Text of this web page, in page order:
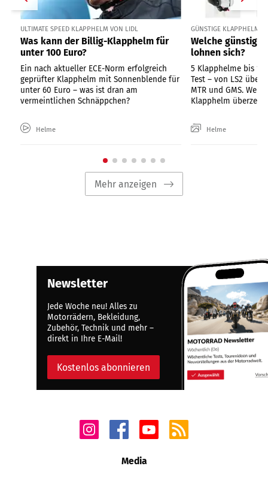
ULTIMATE SPEED KLAPPHELM VON LIDL
Was kann der Billig-Klapphelm für
unter 100 Euro?
Ein nach aktueller ECE-Norm erfolgreich
geprüfter Klapphelm mit Sonnenblende für
unter 60 Euro – was ist dran am
vermeintlichen Schnäppchen?
Helme
GÜNSTIGE KLAPPHELME
Welche
lohnen sich?
5 Klapphelme bis
Test – von LS2 über
MTR und GMS.
Klapphelm
Helme
Mehr anzeigen
Newsletter
Jede Woche neu! Alles zu
Motorrädern, Bekleidung,
Zubehör, Technik und mehr –
direkt in Ihre E-Mail!
Kostenlos abonnieren
Media